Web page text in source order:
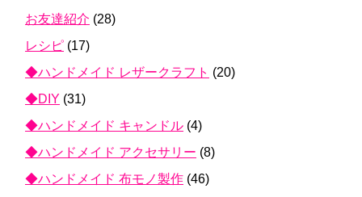
お友達紹介 (28)
レシピ (17)
◆ハンドメイド レザークラフト (20)
◆DIY (31)
◆ハンドメイド キャンドル (4)
◆ハンドメイド アクセサリー (8)
◆ハンドメイド 布モノ製作 (46)